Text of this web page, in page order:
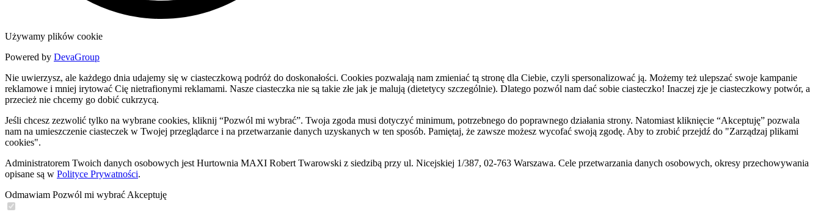
Używamy plików cookie
Powered by DevaGroup
Nie uwierzysz, ale każdego dnia udajemy się w ciasteczkową podróż do doskonałości. Cookies pozwalają nam zmieniać tą stronę dla Ciebie, czyli spersonalizować ją. Możemy też ulepszać swoje kampanie
reklamowe i mniej irytować Cię nietrafionymi reklamami. Nasze ciasteczka nie są takie złe jak je malują (dietetycy szczególnie). Dlatego pozwól nam dać sobie ciasteczko! Inaczej zje je ciasteczkowy potwór, a
przecież nie chcemy go dobić cukrzycą.
Jeśli chcesz zezwolić tylko na wybrane cookies, kliknij “Pozwól mi wybrać”. Twoja zgoda musi dotyczyć minimum, potrzebnego do poprawnego działania strony. Natomiast kliknięcie “Akceptuję” pozwala
nam na umieszczenie ciasteczek w Twojej przeglądarce i na przetwarzanie danych uzyskanych w ten sposób. Pamiętaj, że zawsze możesz wycofać swoją zgodę. Aby to zrobić przejdź do "Zarządzaj plikami
cookies".
Administratorem Twoich danych osobowych jest Hurtownia MAXI Robert Twarowski z siedzibą przy ul. Nicejskiej 1/387, 02-763 Warszawa. Cele przetwarzania danych osobowych, okresy przechowywania
opisane są w Polityce Prywatności.
Odmawiam Pozwól mi wybrać Akceptuję